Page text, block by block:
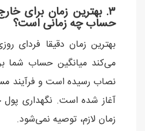
۳. بهترین زمان برای
حساب چه زمانی است؟
بهترین زمان دقیقا فردای
می‌کند میانگین حساب شما
نصاب رسیده است و فرآیند
آغاز شده است. نگهداری
زمان لازم، توصیه نمی‌شود.